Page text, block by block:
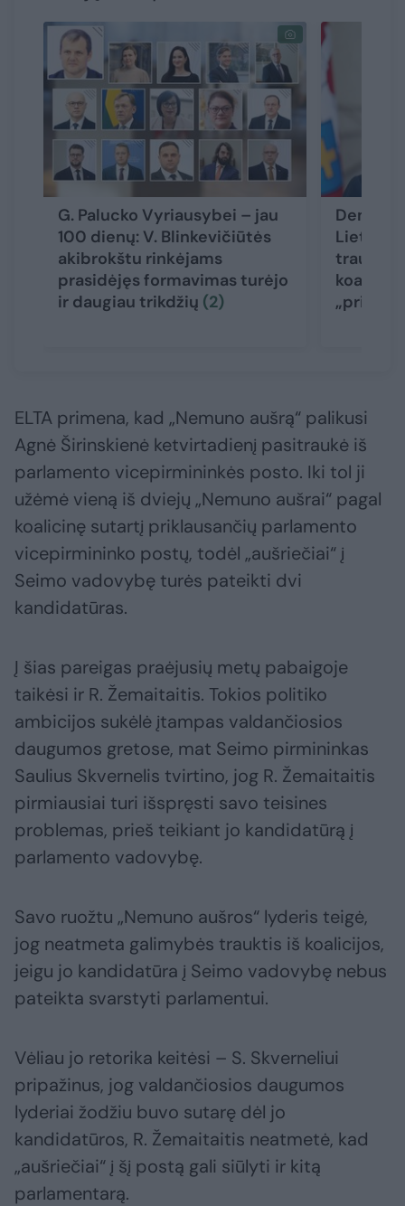
G. Palucko Vyriausybei – jau
100 dienų: V. Blinkevičiūtės
akibrokštu rinkėjams
prasidėjęs formavimas turėjo
ir daugiau trikdžių (2)
trauktis
„prieš“
ELTA primena, kad „Nemuno aušrą“ palikusi
Agnė Širinskienė ketvirtadienį pasitraukė iš
parlamento vicepirmininkės posto. Iki tol ji
užėmė vieną iš dviejų „Nemuno aušrai“ pagal
koalicinę sutartį priklausančių parlamento
vicepirmininko postų, todėl „aušriečiai“ į
Seimo vadovybę turės pateikti dvi
kandidatūras.
Į šias pareigas praėjusių metų pabaigoje
taikėsi ir R. Žemaitaitis. Tokios politiko
ambicijos sukėlė įtampas valdančiosios
daugumos gretose, mat Seimo pirmininkas
Saulius Skvernelis tvirtino, jog R. Žemaitaitis
pirmiausiai turi išspręsti savo teisines
problemas, prieš teikiant jo kandidatūrą į
parlamento vadovybę.
Savo ruožtu „Nemuno aušros“ lyderis teigė,
jog neatmeta galimybės trauktis iš koalicijos,
jeigu jo kandidatūra į Seimo vadovybę nebus
pateikta svarstyti parlamentui.
Vėliau jo retorika keitėsi – S. Skverneliui
pripažinus, jog valdančiosios daugumos
lyderiai žodžiu buvo sutarę dėl jo
kandidatūros, R. Žemaitaitis neatmetė, kad
„aušriečiai“ į šį postą gali siūlyti ir kitą
parlamentarą.